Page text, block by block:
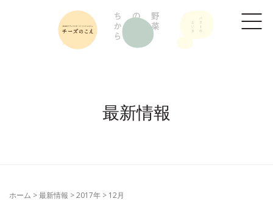
最新情報
ホーム >最新情報 >2017年 > 12月